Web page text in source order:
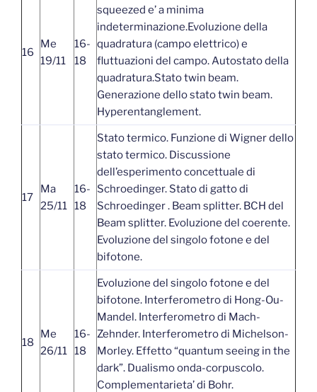
16
Me
19/11
16-
18
squeezed e’ a minima
indeterminazione.Evoluzione della
quadratura (campo elettrico) e
fluttuazioni del campo. Autostato della
quadratura.Stato twin beam.
Generazione dello stato twin beam.
Hyperentanglement.
17
Ma
25/11
16-
18
Stato termico. Funzione di Wigner dello
stato termico. Discussione
dell’esperimento concettuale di
Schroedinger. Stato di gatto di
Schroedinger . Beam splitter. BCH del
Beam splitter. Evoluzione del coerente.
Evoluzione del singolo fotone e del
bifotone.
18
Me
26/11
16-
18
Evoluzione del singolo fotone e del
bifotone. Interferometro di Hong-Ou-
Mandel. Interferometro di Mach-
Zehnder. Interferometro di Michelson-
Morley. Effetto “quantum seeing in the
dark”. Dualismo onda-corpuscolo.
Complementarieta’ di Bohr.